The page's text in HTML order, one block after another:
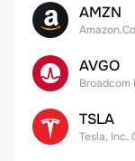
AMZN
AVGO
TSLA